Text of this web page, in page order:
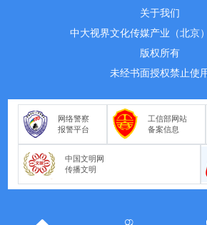
关于我们
中大视界文化传媒产业（北京
版权所有
未经书面授权禁止使
网络警察
报警平台
工信部网站
备案信息
中国文明网
传播文明